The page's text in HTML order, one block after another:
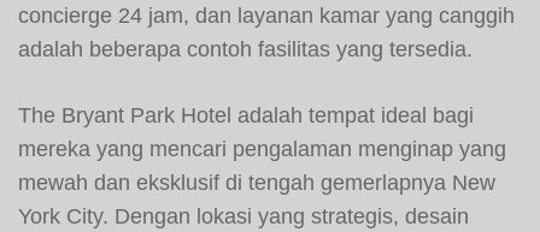
concierge 24 jam, dan layanan kamar yang canggih
adalah beberapa contoh fasilitas yang tersedia.
The Bryant Park Hotel adalah tempat ideal bagi
mereka yang mencari pengalaman menginap yang
mewah dan eksklusif di tengah gemerlapnya New
York City. Dengan lokasi yang strategis, desain